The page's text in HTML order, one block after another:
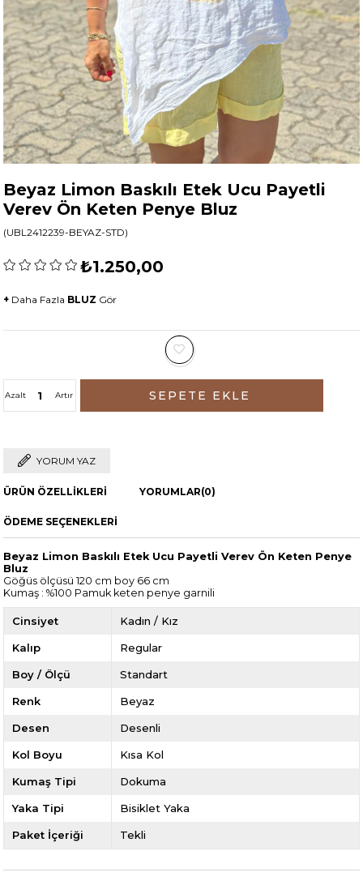
Beyaz Limon Baskılı Etek Ucu Payetli
Verev Ön Keten Penye Bluz
(UBL2412239-BEYAZ-STD)
₺1.250,00
+ Daha Fazla BLUZ Gör
Artır
Azalt
YORUM YAZ
ÜRÜN ÖZELLIKLERI YORUMLAR(0)
ÖDEME SEÇENEKLERI
Beyaz Limon Baskılı Etek Ucu Payetli Verev Ön Keten Penye
Bluz
Göğüs ölçüsü 120 cm boy 66 cm
Kumaş : %100 Pamuk keten penye garnili
Cinsiyet Kadın / Kız
Kalıp Regular
Boy / Ölçü Standart
Renk Beyaz
Desen Desenli
Kol Boyu Kısa Kol
Kumaş Tipi Dokuma
Yaka Tipi Bisiklet Yaka
Paket İçeriği Tekli